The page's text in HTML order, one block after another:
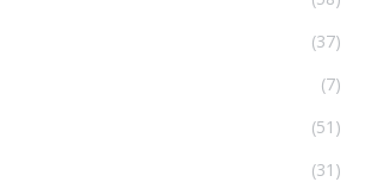
(37)
(7)
(51)
(31)